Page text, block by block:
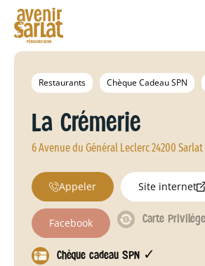
Restaurants Chèque Cadeau SPN
La Crémerie
6 Avenue du Général Leclerc 24200 Sarlat
Appeler Site internet
Facebook Carte
Chèque cadeau SPN ✓